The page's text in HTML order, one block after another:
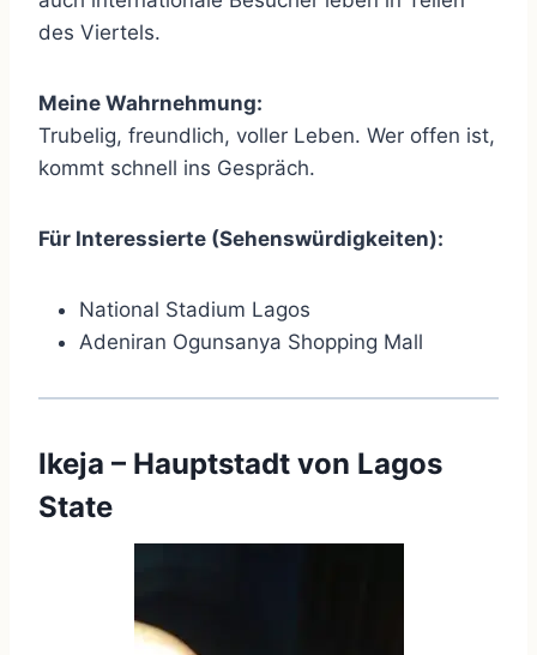
des Viertels.
Meine Wahrnehmung:
Trubelig, freundlich, voller Leben. Wer offen ist,
kommt schnell ins Gespräch.
Für Interessierte (Sehenswürdigkeiten):
National Stadium Lagos
Adeniran Ogunsanya Shopping Mall
Ikeja – Hauptstadt von Lagos
State